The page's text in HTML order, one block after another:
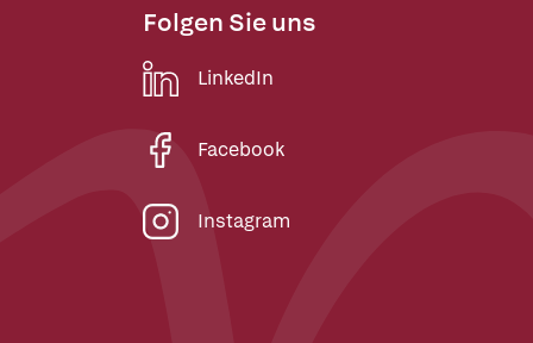
Folgen Sie uns
LinkedIn
Facebook
Instagram